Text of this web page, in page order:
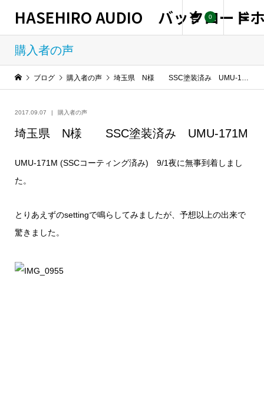
HASEHIRO AUDIO バックロード
0
購入者の声
ブログ 購入者の声 埼玉県 N様 SSC塗装済み UMU-171M
2017.09.07 購入者の声
埼玉県 N様 SSC塗装済み UMU-171M
UMU-171M (SSCコーティング済み) 9/1夜に無事到着しまし
た。
とりあえずのsettingで鳴らしてみましたが、予想以上の出来で
驚きました。